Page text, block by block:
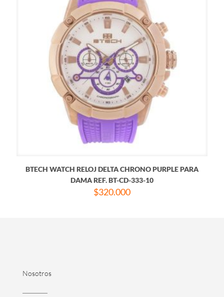
BTECH WATCH RELOJ DELTA CHRONO PURPLE PARA
DAMA REF. BT-CD-333-10
$320.000
Nosotros